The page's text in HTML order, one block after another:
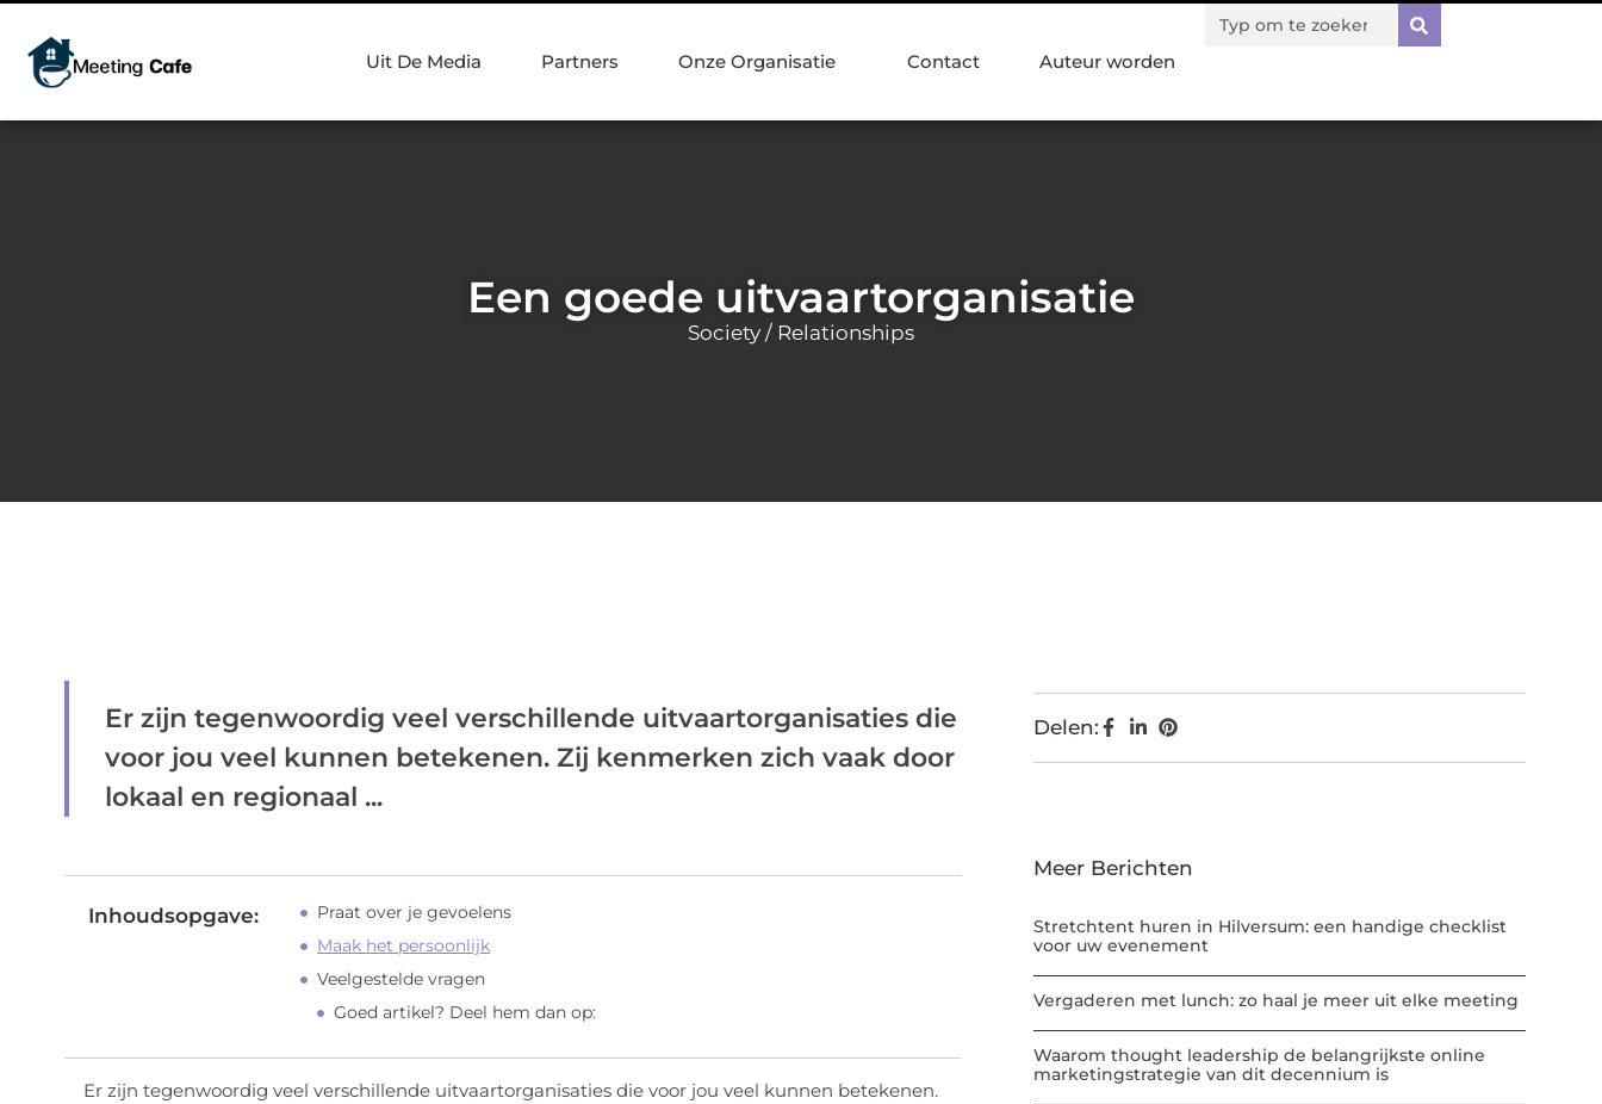
Uit De Media Partners Onze Organisatie Contact Auteur worden
Een goede uitvaartorganisatie
Society / Relationships
Er zijn tegenwoordig veel verschillende uitvaartorganisaties die
voor jou veel kunnen betekenen. Zij kenmerken zich vaak door
lokaal en regionaal ...
Inhoudsopgave:
Praat over je gevoelens
Maak het persoonlijk
Veelgestelde vragen
Goed artikel? Deel hem dan op:
Er zijn tegenwoordig veel verschillende uitvaartorganisaties die voor jou veel kunnen betekenen.
Delen:
Meer Berichten
Stretchtent huren in Hilversum: een handige checklist
voor uw evenement
Vergaderen met lunch: zo haal je meer uit elke meeting
Waarom thought leadership de belangrijkste online
marketingstrategie van dit decennium is